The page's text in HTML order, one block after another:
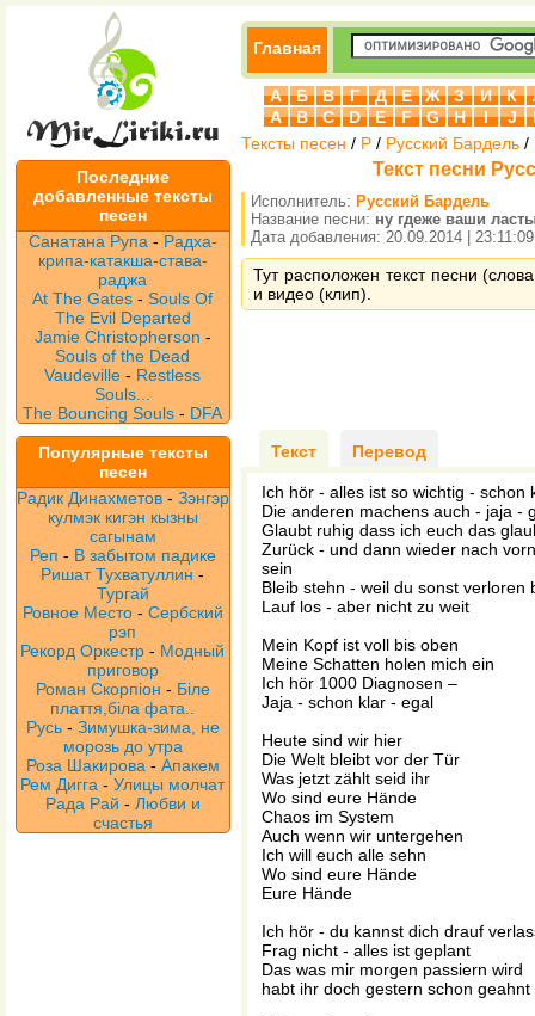
Последние
добавленные тексты
песен
Санатана Рупа - Радха-
крипа-катакша-става-
раджа
At The Gates -Souls Of
The Evil Departed
Jamie Christopherson -
Souls of the Dead
Vaudeville- Restless
Souls...
The Bouncing Souls - DFA
Популярные тексты
песен
Радик Динахметов - Зэнгэр
кулмэк кигэн кызны
сагынам
Реп - В забытом падике
Ришат Тухватуллин -
Тургай
Ровное Место - Сербский
рэп
Рекорд Оркестр - Модный
приговор
Роман Скорпіон - Біле
плаття,біла фата..
Русь - Зимушка-зима, не
морозь до утра
Роза Шакирова - Апакем
Рем Дигга -Улицы молчат
Рада Рай - Любви и
счастья
Главная
А Б В Г Д Е Ж З И К
A
B C D E F G H I J
Тексты песен / Р / Русский Бардель /
Текст песни
Исполнитель: Русский Бардель
Название песни: ну гдеже ваши
Дата добавления: 20.09.2014 | 23:11:09
Тут расположен текст песни
и видео (клип).
Текст Перевод
Ich hör - alles ist so wichtig - schon
Die anderen machens auch - jaja -
Glaubt ruhig dass ich euch das
Zurück - und dann wieder nach
sein
Bleib stehn - weil du sonst verloren
Lauf los - aber nicht zu weit
Mein Kopf ist voll bis oben
Meine Schatten holen mich ein
Ich hör 1000 Diagnosen –
Jaja - schon klar - egal
Heute sind wir hier
Die Welt bleibt vor der Tür
Was jetzt zählt seid ihr
Wo sind eure Hände
Chaos im System
Auch wenn wir untergehen
Ich will euch alle sehn
Wo sind eure Hände
Eure Hände
Ich hör - du kannst dich drauf
Frag nicht - alles ist geplant
Das was mir morgen passiern wird
habt ihr doch gestern schon geahnt